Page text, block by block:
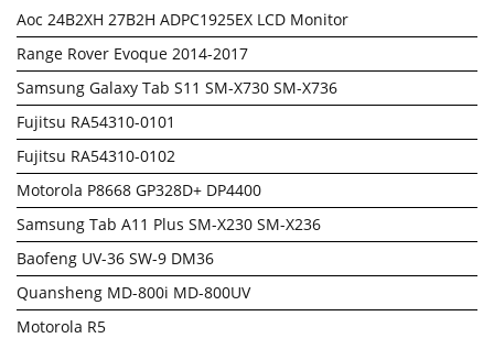
Aoc 24B2XH 27B2H ADPC1925EX LCD Monitor
Range Rover Evoque 2014-2017
Samsung Galaxy Tab S11 SM-X730 SM-X736
Fujitsu RA54310-0101
Fujitsu RA54310-0102
Motorola P8668 GP328D+ DP4400
Samsung Tab A11 Plus SM-X230 SM-X236
Baofeng UV-36 SW-9 DM36
Quansheng MD-800i MD-800UV
Motorola R5